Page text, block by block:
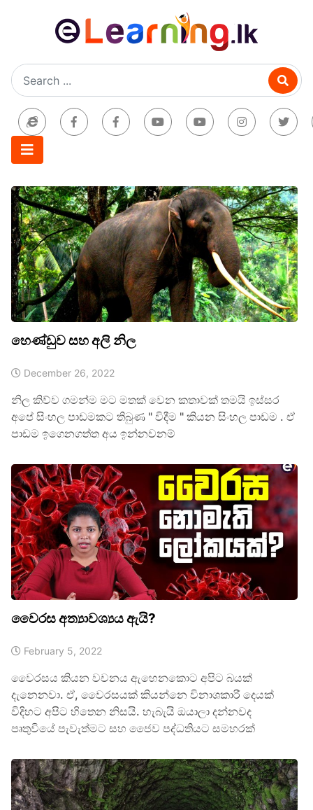
හෙණ්ඩුව සහ අලි නිල
December 26, 2022
නිල කිව්ව ගමන්ම මට මතක් වෙන කතාවක් තමයි ඉස්සර
අපේ සිංහල පාඩමකට තිබුණ " විදීම " කියන සිංහල පාඩම . ඒ
පාඩම ඉගෙනගත්ත අය ඉන්නවනම්
වෛරස අත්‍යාවශ්‍යය ඇයි?
February 5, 2022
වෛරසය කියන වචනය ඇහෙනකොට අපිට බයක්
දැනෙනවා. ඒ, වෛරසයක් කියන්නෙ විනාශකාරී දෙයක්
විදිහට අපිට හිතෙන නිසයි. හැබැයි ඔයාලා දන්නවද
පෘතුවියේ පැවැත්මට සහ ජෛව පද්ධතියට සමහරක්